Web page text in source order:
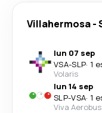
Villahermosa-
lun 07 sep
VSA-SLP· 1
Volaris
lun 14 sep
SLP-VSA· 1
Viva Aerobus